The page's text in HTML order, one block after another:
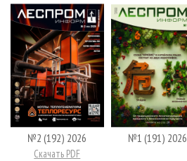
№2 (192) 2026
Скачать PDF
№1 (191) 2026